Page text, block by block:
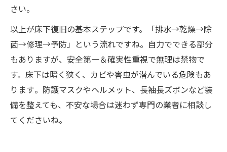
さい​。
以上が床下復旧の基本ステップです。「排水→乾燥→除
菌→修理→予防」という流れですね。自力でできる部分
もありますが、安全第一＆確実性重視で無理は禁物で
す。床下は暗く狭く、カビや害虫が潜んでいる危険もあ
ります​。防護マスクやヘルメット、長袖長ズボンなど装
備を整えても、不安な場合は迷わず専門の業者に相談し
てくださいね​。